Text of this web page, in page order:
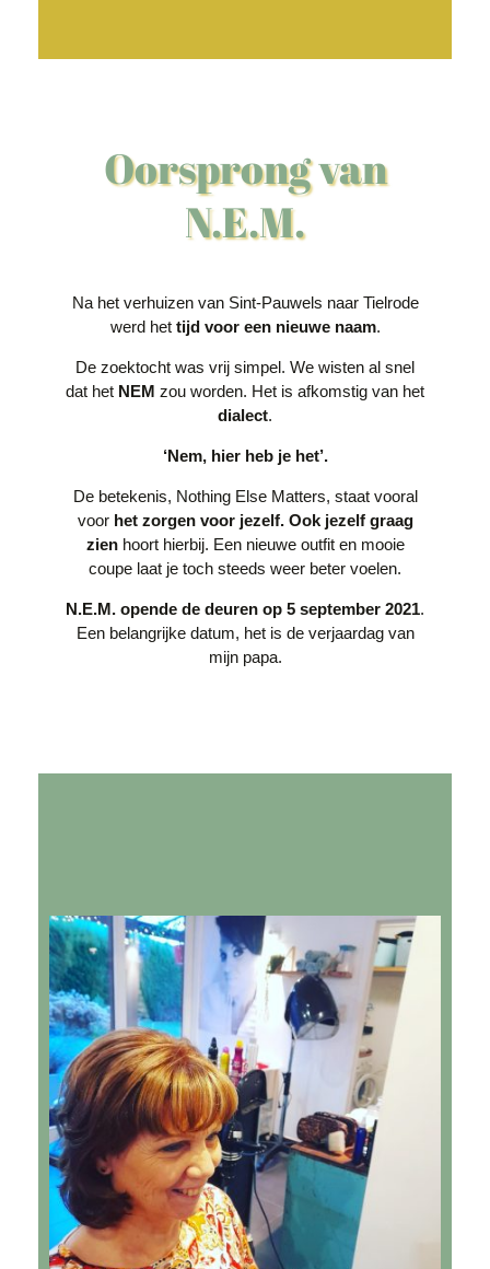
Oorsprong van
N.E.M.
Na het verhuizen van Sint-Pauwels naar Tielrode
werd hettijd voor een nieuwe naam.
De zoektocht was vrij simpel. We wisten al snel
dat het NEM zou worden. Het is afkomstig van het
dialect.
‘Nem, hier heb je het’.
De betekenis, Nothing Else Matters, staat vooral
voor het zorgen voor jezelf. Ook jezelf graag
zienhoort hierbij. Een nieuwe outfit en mooie
coupe laat je toch steeds weer beter voelen.
N.E.M. opende de deuren op 5 september 2021.
Een belangrijke datum, het is de verjaardag van
mijn papa.